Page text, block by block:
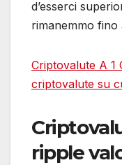
d’esserci
rimanemmo fino
Criptovalute A 1
criptovalute su
ripple